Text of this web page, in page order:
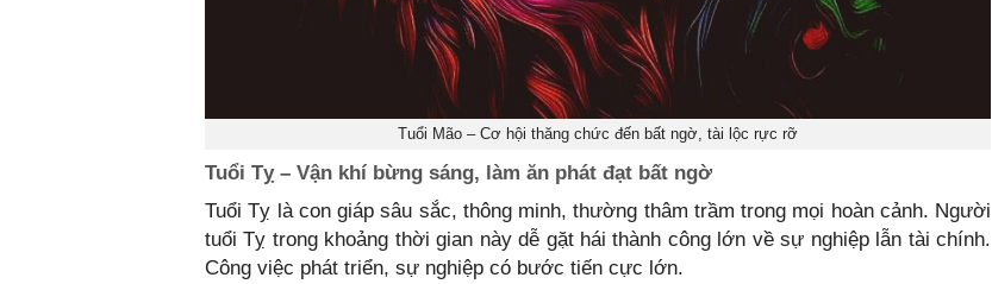
Tuổi Mão – Cơ hội thăng chức đến bất ngờ, tài lộc rực rỡ
Tuổi Tỵ – Vận khí bừng sáng, làm ăn phát đạt bất ngờ
Tuổi Tỵ là con giáp sâu sắc, thông minh, thường thâm trầm trong mọi hoàn cảnh. Người
tuổi Tỵ trong khoảng thời gian này dễ gặt hái thành công lớn về sự nghiệp lẫn tài chính.
Công việc phát triển, sự nghiệp có bước tiến cực lớn.